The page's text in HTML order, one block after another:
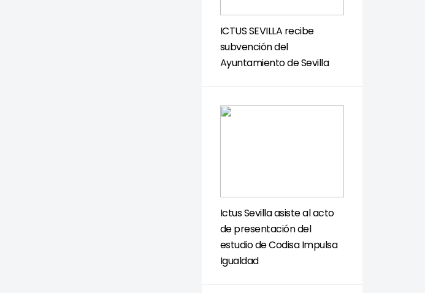
ICTUS SEVILLA recibe
subvención del
Ayuntamiento de Sevilla
Ictus Sevilla asiste al acto
de presentación del
estudio de Codisa Impulsa
Igualdad